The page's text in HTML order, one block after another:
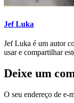
Jef Luka
Jef Luka é um autor
usar e compartilhar
Deixe um
O seu endereço de e-